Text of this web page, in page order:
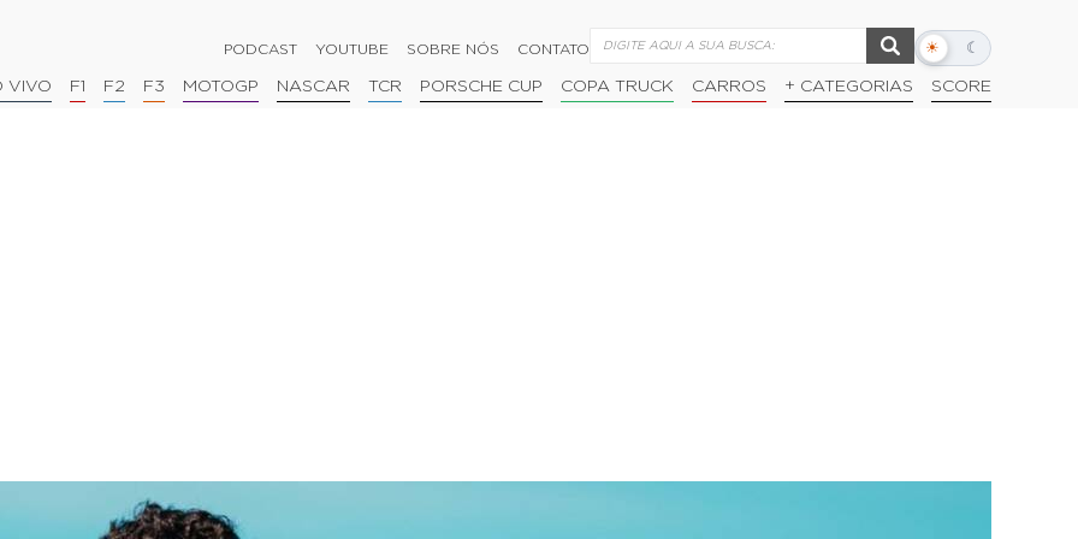
PODCAST YOUTUBE SOBRE NÓS CONTATO ☀ ☾
Alternar
escuro
VIVO F1 F2 F3 MOTOGP NASCAR TCR PORSCHE CUP COPA TRUCK CARROS + CATEGORIAS SCORE